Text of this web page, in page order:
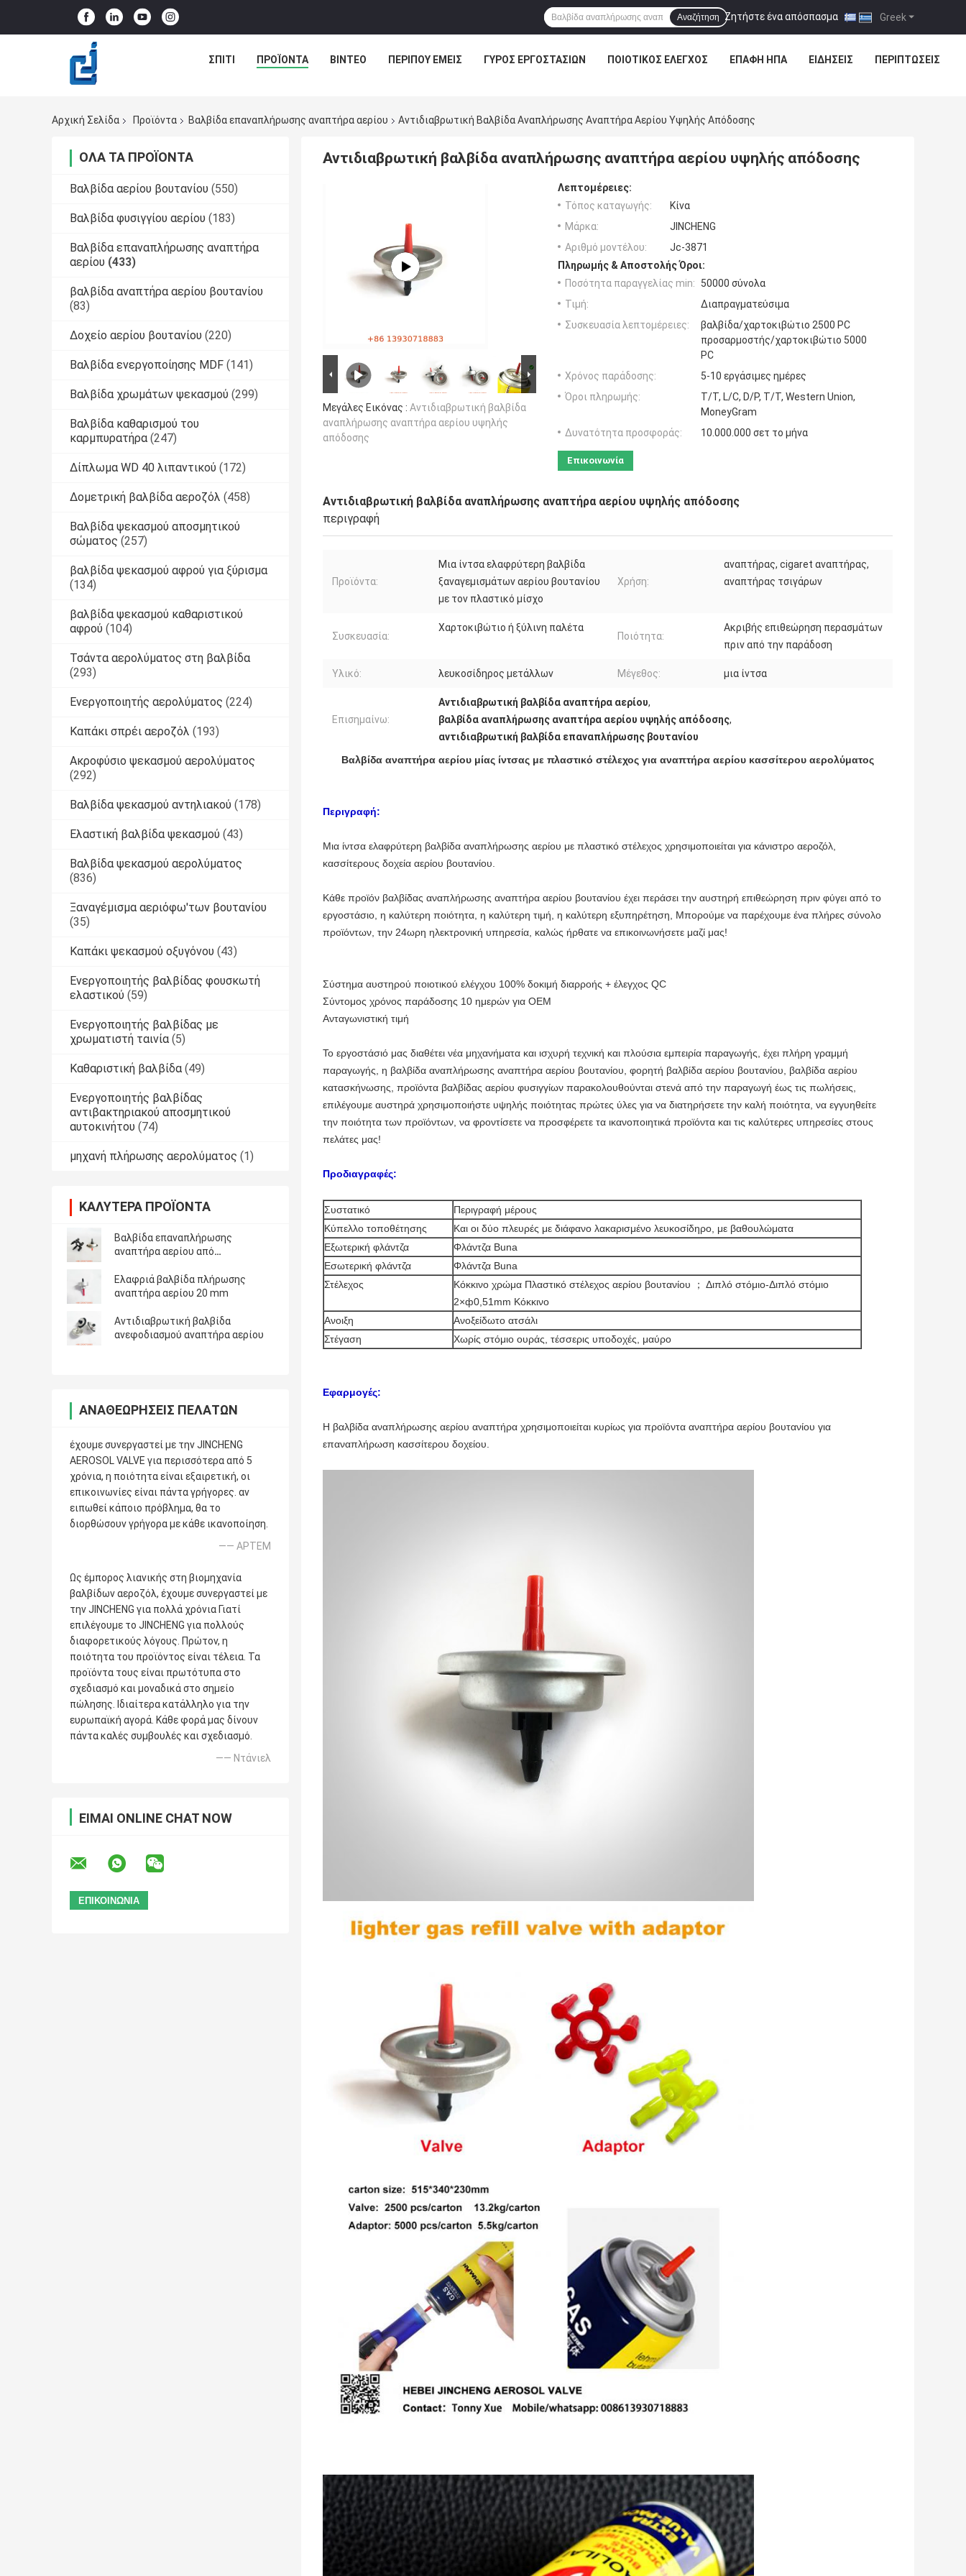
Greek
Ζητήστε ένα απόσπασμα |
Αναζήτηση
ΣΠΊΤΙ ΠΡΟΪΌΝΤΑ ΒΊΝΤΕΟ ΠΕΡΊΠΟΥ ΕΜΕΊΣ ΓΎΡΟΣ ΕΡΓΟΣΤΑΣΊΩΝ ΠΟΙΟΤΙΚΌΣ ΈΛΕΓΧΟΣ ΕΠΑΦΉ ΗΠΑ ΕΙΔΉΣΕΙΣ ΠΕΡΙΠΤΏΣΕΙΣ
Αρχική Σελίδα Προϊόντα Βαλβίδα επαναπλήρωσης αναπτήρα αερίου Αντιδιαβρωτική Βαλβίδα Αναπλήρωσης Αναπτήρα Αερίου Υψηλής Απόδοσης
ΌΛΑ ΤΑ ΠΡΟΪΌΝΤΑ
Βαλβίδα αερίου βουτανίου (550)
Βαλβίδα φυσιγγίου αερίου (183)
Βαλβίδα επαναπλήρωσης αναπτήρα
αερίου (433)
βαλβίδα αναπτήρα αερίου βουτανίου
(83)
Δοχείο αερίου βουτανίου (220)
Βαλβίδα ενεργοποίησης MDF (141)
Βαλβίδα χρωμάτων ψεκασμού (299)
Βαλβίδα καθαρισμού του
καρμπυρατήρα (247)
Δίπλωμα WD 40 λιπαντικού (172)
Δομετρική βαλβίδα αεροζόλ (458)
Βαλβίδα ψεκασμού αποσμητικού
σώματος (257)
βαλβίδα ψεκασμού αφρού για ξύρισμα
(134)
βαλβίδα ψεκασμού καθαριστικού
αφρού (104)
Τσάντα αερολύματος στη βαλβίδα
(293)
Ενεργοποιητής αερολύματος (224)
Καπάκι σπρέι αεροζόλ (193)
Ακροφύσιο ψεκασμού αερολύματος
(292)
Βαλβίδα ψεκασμού αντηλιακού (178)
Ελαστική βαλβίδα ψεκασμού (43)
Βαλβίδα ψεκασμού αερολύματος
(836)
Ξαναγέμισμα αεριόφω'των βουτανίου
(35)
Καπάκι ψεκασμού οξυγόνου (43)
Ενεργοποιητής βαλβίδας φουσκωτή
ελαστικού (59)
Ενεργοποιητής βαλβίδας με
χρωματιστή ταινία (5)
Καθαριστική βαλβίδα (49)
Ενεργοποιητής βαλβίδας
αντιβακτηριακού αποσμητικού
αυτοκινήτου (74)
μηχανή πλήρωσης αερολύματος (1)
ΚΑΛΎΤΕΡΑ ΠΡΟΪΌΝΤΑ
Βαλβίδα επαναπλήρωσης
αναπτήρα αερίου από
προσαρμογέα
Ελαφριά βαλβίδα πλήρωσης
αναπτήρα αερίου 20 mm
Αντιδιαβρωτική βαλβίδα
ανεφοδιασμού αναπτήρα αερίου
ΑΝΑΘΕΩΡΉΣΕΙΣ ΠΕΛΑΤΏΝ
έχουμε συνεργαστεί με την JINCHENG
AEROSOL VALVE για περισσότερα από 5
χρόνια, η ποιότητα είναι εξαιρετική, οι
επικοινωνίες είναι πάντα γρήγορες. αν
ειπωθεί κάποιο πρόβλημα, θα το
διορθώσουν γρήγορα με κάθε ικανοποίηση.
—— ΑΡΤΕΜ
Ως έμπορος λιανικής στη βιομηχανία
βαλβίδων αεροζόλ, έχουμε συνεργαστεί με
την JINCHENG για πολλά χρόνια Γιατί
επιλέγουμε το JINCHENG για πολλούς
διαφορετικούς λόγους. Πρώτον, η
ποιότητα του προϊόντος είναι τέλεια. Τα
προϊόντα τους είναι πρωτότυπα στο
σχεδιασμό και μοναδικά στο σημείο
πώλησης. Ιδιαίτερα κατάλληλο για την
ευρωπαϊκή αγορά. Κάθε φορά μας δίνουν
πάντα καλές συμβουλές και σχεδιασμό.
—— Ντάνιελ
ΕΊΜΑΙ ONLINE CHAT NOW
Αντιδιαβρωτική βαλβίδα αναπλήρωσης αναπτήρα αερίου υψηλής απόδοσης
Μεγάλες Εικόνας : Αντιδιαβρωτική βαλβίδα
αναπλήρωσης αναπτήρα αερίου υψηλής
απόδοσης
Λεπτομέρειες:
Τόπος καταγωγής:
Κίνα
Μάρκα:
JINCHENG
Αριθμό μοντέλου:
Jc-3871
Πληρωμής & Αποστολής Όροι:
Ποσότητα παραγγελίας min:
50000 σύνολα
Τιμή:
Διαπραγματεύσιμα
Συσκευασία λεπτομέρειες:
βαλβίδα/χαρτοκιβώτιο 2500 PC
προσαρμοστής/χαρτοκιβώτιο 5000
PC
Χρόνος παράδοσης:
5-10 εργάσιμες ημέρες
Όροι πληρωμής:
T/T, L/C, D/P, T/T, Western Union,
MoneyGram
Δυνατότητα προσφοράς:
10.000.000 σετ το μήνα
Επικοινωνία
Αντιδιαβρωτική βαλβίδα αναπλήρωσης αναπτήρα αερίου υψηλής απόδοσης
περιγραφή
Προϊόντα:
Μια ίντσα ελαφρύτερη βαλβίδα
ξαναγεμισμάτων αερίου βουτανίου
με τον πλαστικό μίσχο
Χρήση:
αναπτήρας, cigaret αναπτήρας,
αναπτήρας τσιγάρων
Συσκευασία:
Χαρτοκιβώτιο ή ξύλινη παλέτα
Ποιότητα:
Ακριβής επιθεώρηση περασμάτων
πριν από την παράδοση
Υλικό: λευκοσίδηρος μετάλλων Μέγεθος: μια ίντσα
Επισημαίνω:
Αντιδιαβρωτική βαλβίδα αναπτήρα αερίου,
βαλβίδα αναπλήρωσης αναπτήρα αερίου υψηλής απόδοσης,
αντιδιαβρωτική βαλβίδα επαναπλήρωσης βουτανίου
Βαλβίδα αναπτήρα αερίου μίας ίντσας με πλαστικό στέλεχος για αναπτήρα αερίου κασσίτερου αερολύματος
Περιγραφή:
Μια ίντσα ελαφρύτερη βαλβίδα αναπλήρωσης αερίου με πλαστικό στέλεχος χρησιμοποιείται για κάνιστρο αεροζόλ,
κασσίτερους δοχεία αερίου βουτανίου.
Κάθε προϊόν βαλβίδας αναπλήρωσης αναπτήρα αερίου βουτανίου έχει περάσει την αυστηρή επιθεώρηση πριν φύγει από το
εργοστάσιο, η καλύτερη ποιότητα, η καλύτερη τιμή, η καλύτερη εξυπηρέτηση, Μπορούμε να παρέχουμε ένα πλήρες σύνολο
προϊόντων, την 24ωρη ηλεκτρονική υπηρεσία, καλώς ήρθατε να επικοινωνήσετε μαζί μας!
Σύστημα αυστηρού ποιοτικού ελέγχου 100% δοκιμή διαρροής + έλεγχος QC
Σύντομος χρόνος παράδοσης 10 ημερών για OEM
Ανταγωνιστική τιμή
Το εργοστάσιό μας διαθέτει νέα μηχανήματα και ισχυρή τεχνική και πλούσια εμπειρία παραγωγής, έχει πλήρη γραμμή
παραγωγής, η βαλβίδα αναπλήρωσης αναπτήρα αερίου βουτανίου, φορητή βαλβίδα αερίου βουτανίου, βαλβίδα αερίου
κατασκήνωσης, προϊόντα βαλβίδας αερίου φυσιγγίων παρακολουθούνται στενά από την παραγωγή έως τις πωλήσεις,
επιλέγουμε αυστηρά χρησιμοποιήστε υψηλής ποιότητας πρώτες ύλες για να διατηρήσετε την καλή ποιότητα, να εγγυηθείτε
την ποιότητα των προϊόντων, να φροντίσετε να προσφέρετε τα ικανοποιητικά προϊόντα και τις καλύτερες υπηρεσίες στους
πελάτες μας!
Προδιαγραφές:
Συστατικό
Περιγραφή μέρους
Κύπελλο τοποθέτησης
Και οι δύο πλευρές με διάφανο λακαρισμένο λευκοσίδηρο, με βαθουλώματα
Εξωτερική φλάντζα
Φλάντζα Buna
Εσωτερική φλάντζα
Φλάντζα Buna
Στέλεχος
Κόκκινο χρώμα Πλαστικό στέλεχος αερίου βουτανίου ； Διπλό στόμιο-Διπλό στόμιο
2×ф0,51mm Κόκκινο
Ανοιξη
Ανοξείδωτο ατσάλι
Στέγαση
Χωρίς στόμιο ουράς, τέσσερις υποδοχές, μαύρο
Εφαρμογές:
Η βαλβίδα αναπλήρωσης αερίου αναπτήρα χρησιμοποιείται κυρίως για προϊόντα αναπτήρα αερίου βουτανίου για
επαναπλήρωση κασσίτερου δοχείου.